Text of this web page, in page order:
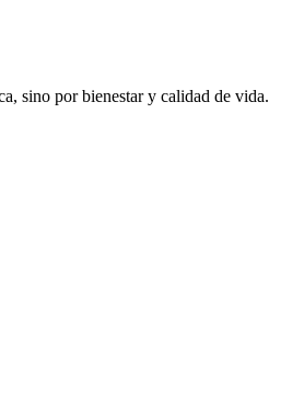
sino por bienestar y calidad de vida.